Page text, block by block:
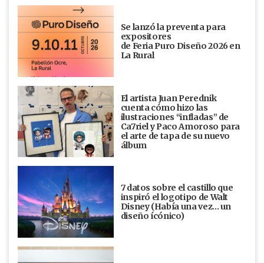
Se lanzó la preventa para
expositores
de Feria Puro Diseño 2026 en
La Rural
El artista Juan Perednik
cuenta cómo hizo las
ilustraciones “infladas” de
Ca7riel y Paco Amoroso para
el arte de tapa de su nuevo
álbum
7 datos sobre el castillo que
inspiró el logotipo de Walt
Disney (Había una vez... un
diseño ícónico)